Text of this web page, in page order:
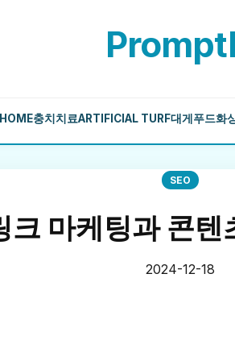
충치치료ARTIFICIAL TURF대게 푸드화
SEO
크 마케팅과 콘텐
2024-12-18